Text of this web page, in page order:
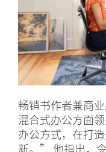
畅销书作者兼商
混合式办公方面
办公方式，在打
新。” 他指出，